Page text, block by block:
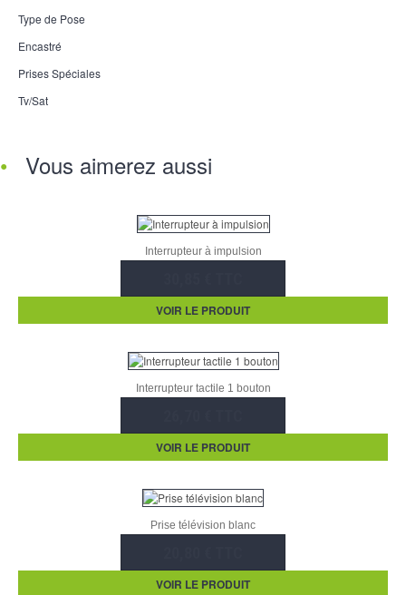
Type de Pose
Encastré
Prises Spéciales
Tv/Sat
Vous aimerez aussi
Interrupteur à impulsion
VOIR LE PRODUIT
Interrupteur tactile 1 bouton
VOIR LE PRODUIT
Prise télévision blanc
VOIR LE PRODUIT